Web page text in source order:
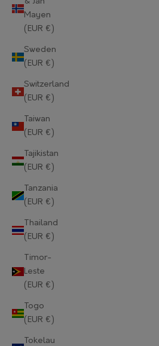
Mayen
(EUR €)
Sweden
(EUR €)
Switzerland
(EUR €)
Taiwan
(EUR €)
Tajikistan
(EUR €)
Tanzania
(EUR €)
Thailand
(EUR €)
Timor-
Leste
(EUR €)
Togo
(EUR €)
Tokelau
Norway (EUR €)
Pakistan (EUR €)
Palestinian Territories (EUR €)
Panama (EUR €)
Papua New Guinea (EUR €)
Paraguay (EUR €)
Peru (EUR €)
Pitcairn Islands (EUR €)
Poland (EUR €)
Portugal (EUR €)
Qatar (EUR €)
Réunion (EUR €)